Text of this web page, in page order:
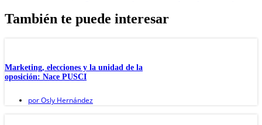
También te puede interesar
Marketing, elecciones y la unidad de la
oposición: Nace PUSCI
porOsly Hernández